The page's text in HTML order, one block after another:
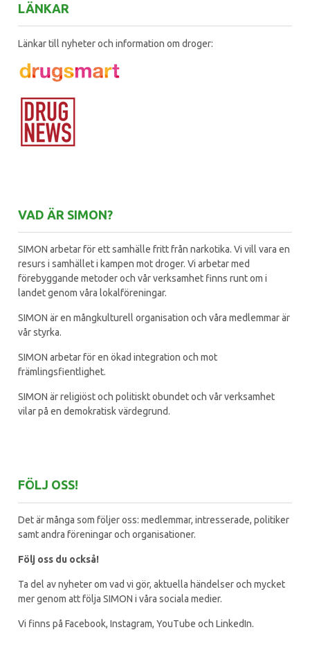
LÄNKAR
Länkar till nyheter och information om droger:
VAD ÄR SIMON?
SIMON arbetar för ett samhälle fritt från narkotika. Vi vill vara en
resurs i samhället i kampen mot droger. Vi arbetar med
förebyggande metoder och vår verksamhet finns runt om i
landet genom våra lokalföreningar.
SIMON är en mångkulturell organisation och våra medlemmar är
vår styrka.
SIMON arbetar för en ökad integration och mot
främlingsfientlighet.
SIMON är religiöst och politiskt obundet och vår verksamhet
vilar på en demokratisk värdegrund.
FÖLJ OSS!
Det är många som följer oss: medlemmar, intresserade, politiker
samt andra föreningar och organisationer.
Följ oss du också!
Ta del av nyheter om vad vi gör, aktuella händelser och mycket
mer genom att följa SIMON i våra sociala medier.
Vi finns på Facebook, Instagram, YouTube och LinkedIn.